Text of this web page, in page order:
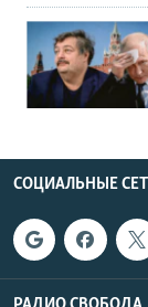
СОЦИАЛЬНЫЕ